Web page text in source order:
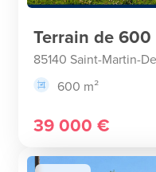
Terrain de 600
85140 Saint-Martin-
600 m²
39 000 €